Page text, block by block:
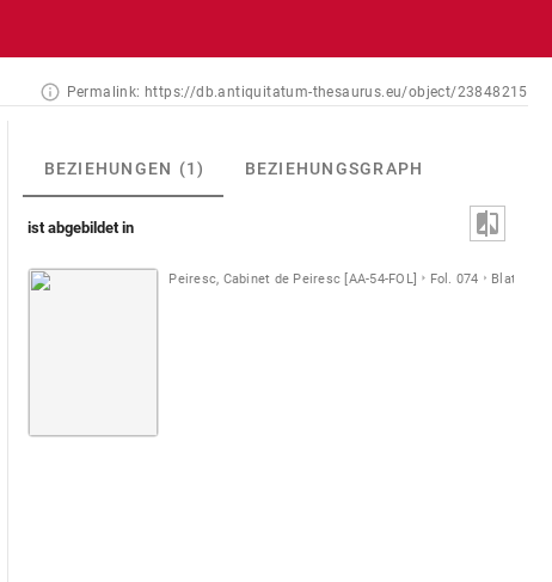
Permalink: https://db.antiquitatum-thesaurus.eu/object/23848215
BEZIEHUNGEN (1) BEZIEHUNGSGRAPH
ist abgebildet in
Peiresc, Cabinet de Peiresc [AA-54-FOL] Fol. 074 Blatt [A]